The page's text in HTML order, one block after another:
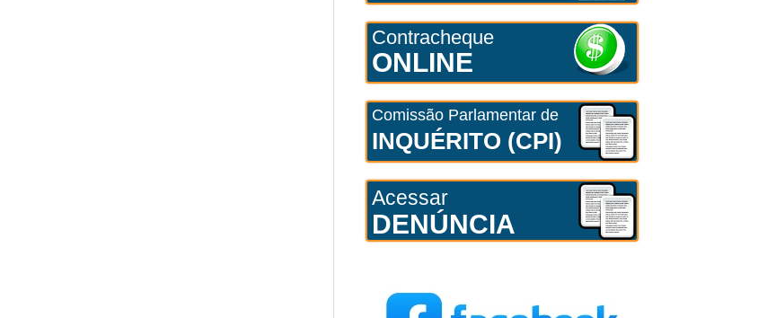
Contracheque
ONLINE
Comissão Parlamentar de
INQUÉRITO (CPI)
Acessar
DENÚNCIA